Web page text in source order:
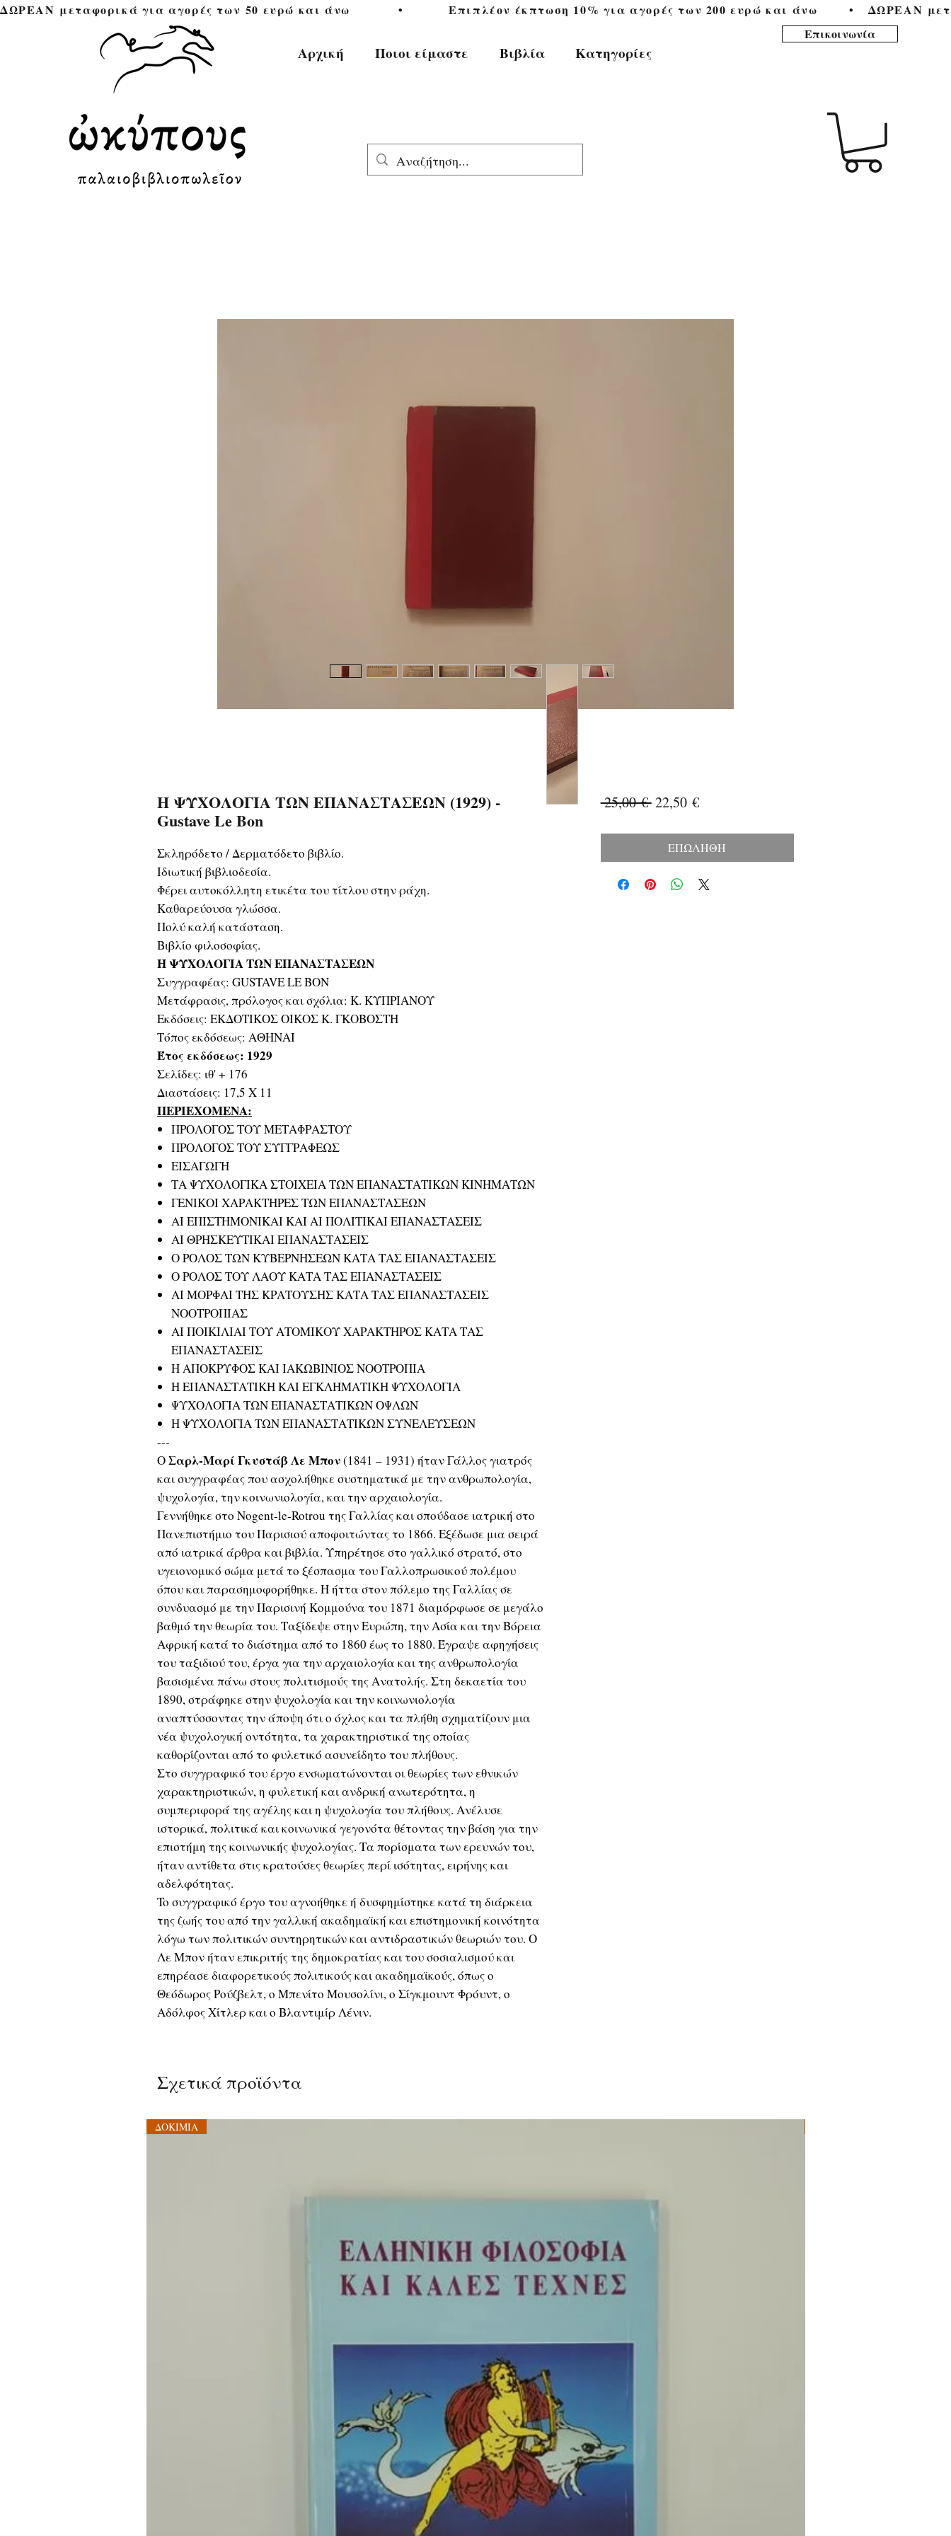
ΔΩΡΕΑΝ μεταφορικά για αγορές των 50 ευρώ και άνω            •           Επιπλέον έκπτωση 10% για αγορές των 200 ευρώ και άνω        •
Επικοινωνία
Αρχική Ποιοι είμαστε Βιβλία Κατηγορίες
Η ΨΥΧΟΛΟΓΙΑ ΤΩΝ ΕΠΑΝΑΣΤΑΣΕΩΝ (1929) -
Gustave Le Bon
Σκληρόδετο / Δερματόδετο βιβλίο.
Ιδιωτική βιβλιοδεσία.
Φέρει αυτοκόλλητη ετικέτα του τίτλου στην ράχη.
Καθαρεύουσα γλώσσα.
Πολύ καλή κατάσταση.
Βιβλίο φιλοσοφίας.
Η ΨΥΧΟΛΟΓΙΑ ΤΩΝ ΕΠΑΝΑΣΤΑΣΕΩΝ
Συγγραφέας: GUSTAVE LE BON
Μετάφρασις, πρόλογος και σχόλια: Κ. ΚΥΠΡΙΑΝΟΥ
Εκδόσεις: ΕΚΔΟΤΙΚΟΣ ΟΙΚΟΣ Κ. ΓΚΟΒΟΣΤΗ
Τόπος εκδόσεως: ΑΘΗΝΑΙ
Έτος εκδόσεως: 1929
Σελίδες: ιθ' + 176
Διαστάσεις: 17,5 Χ 11
ΠΕΡΙΕΧΟΜΕΝΑ:
ΠΡΟΛΟΓΟΣ ΤΟΥ ΜΕΤΑΦΡΑΣΤΟΥ
ΠΡΟΛΟΓΟΣ ΤΟΥ ΣΥΓΓΡΑΦΕΩΣ
ΕΙΣΑΓΩΓΗ
ΤΑ ΨΥΧΟΛΟΓΙΚΑ ΣΤΟΙΧΕΙΑ ΤΩΝ ΕΠΑΝΑΣΤΑΤΙΚΩΝ ΚΙΝΗΜΑΤΩΝ
ΓΕΝΙΚΟΙ ΧΑΡΑΚΤΗΡΕΣ ΤΩΝ ΕΠΑΝΑΣΤΑΣΕΩΝ
ΑΙ ΕΠΙΣΤΗΜΟΝΙΚΑΙ ΚΑΙ ΑΙ ΠΟΛΙΤΙΚΑΙ ΕΠΑΝΑΣΤΑΣΕΙΣ
ΑΙ ΘΡΗΣΚΕΥΤΙΚΑΙ ΕΠΑΝΑΣΤΑΣΕΙΣ
Ο ΡΟΛΟΣ ΤΩΝ ΚΥΒΕΡΝΗΣΕΩΝ ΚΑΤΑ ΤΑΣ ΕΠΑΝΑΣΤΑΣΕΙΣ
Ο ΡΟΛΟΣ ΤΟΥ ΛΑΟΥ ΚΑΤΑ ΤΑΣ ΕΠΑΝΑΣΤΑΣΕΙΣ
ΑΙ ΜΟΡΦΑΙ ΤΗΣ ΚΡΑΤΟΥΣΗΣ ΚΑΤΑ ΤΑΣ ΕΠΑΝΑΣΤΑΣΕΙΣ
ΝΟΟΤΡΟΠΙΑΣ
ΑΙ ΠΟΙΚΙΛΙΑΙ ΤΟΥ ΑΤΟΜΙΚΟΥ ΧΑΡΑΚΤΗΡΟΣ ΚΑΤΑ ΤΑΣ
ΕΠΑΝΑΣΤΑΣΕΙΣ
Η ΑΠΟΚΡΥΦΟΣ ΚΑΙ ΙΑΚΩΒΙΝΙΟΣ ΝΟΟΤΡΟΠΙΑ
Η ΕΠΑΝΑΣΤΑΤΙΚΗ ΚΑΙ ΕΓΚΛΗΜΑΤΙΚΗ ΨΥΧΟΛΟΓΙΑ
ΨΥΧΟΛΟΓΙΑ ΤΩΝ ΕΠΑΝΑΣΤΑΤΙΚΩΝ ΟΨΛΩΝ
Η ΨΥΧΟΛΟΓΙΑ ΤΩΝ ΕΠΑΝΑΣΤΑΤΙΚΩΝ ΣΥΝΕΛΕΥΣΕΩΝ
---
ΟΣαρλ-Μαρί Γκυστάβ Λε Μπον(1841 – 1931) ήταν Γάλλος γιατρός
και συγγραφέας που ασχολήθηκε συστηματικά με την ανθρωπολογία,
ψυχολογία, την κοινωνιολογία, και την αρχαιολογία.
Γεννήθηκε στο Nogent-le-Rotrou της Γαλλίας και σπούδασε ιατρική στο
Πανεπιστήμιο του Παρισιού αποφοιτώντας το 1866. Εξέδωσε μια σειρά
από ιατρικά άρθρα και βιβλία. Υπηρέτησε στο γαλλικό στρατό, στο
υγειονομικό σώμα μετά το ξέσπασμα του Γαλλοπρωσικού πολέμου
όπου και παρασημοφορήθηκε. Η ήττα στον πόλεμο της Γαλλίας σε
συνδυασμό με την Παρισινή Κομμούνα του 1871 διαμόρφωσε σε μεγάλο
βαθμό την θεωρία του. Ταξίδεψε στην Ευρώπη, την Ασία και την Βόρεια
Αφρική κατά το διάστημα από το 1860 έως το 1880. Έγραψε αφηγήσεις
του ταξιδιού του, έργα για την αρχαιολογία και της ανθρωπολογία
βασισμένα πάνω στους πολιτισμούς της Ανατολής. Στη δεκαετία του
1890, στράφηκε στην ψυχολογία και την κοινωνιολογία
αναπτύσσοντας την άποψη ότι ο όχλος και τα πλήθη σχηματίζουν μια
νέα ψυχολογική οντότητα, τα χαρακτηριστικά της οποίας
καθορίζονται από το φυλετικό ασυνείδητο του πλήθους.
Στο συγγραφικό του έργο ενσωματώνονται οι θεωρίες των εθνικών
χαρακτηριστικών, η φυλετική και ανδρική ανωτερότητα, η
συμπεριφορά της αγέλης και η ψυχολογία του πλήθους. Ανέλυσε
ιστορικά, πολιτικά και κοινωνικά γεγονότα θέτοντας την βάση για την
επιστήμη της κοινωνικής ψυχολογίας. Τα πορίσματα των ερευνών του,
ήταν αντίθετα στις κρατούσες θεωρίες περί ισότητας, ειρήνης και
αδελφότητας.
To συγγραφικό έργο του αγνοήθηκε ή δυσφημίστηκε κατά τη διάρκεια
της ζωής του από την γαλλική ακαδημαϊκή και επιστημονική κοινότητα
λόγω των πολιτικών συντηρητικών και αντιδραστικών θεωριών του. Ο
Λε Μπον ήταν επικριτής της δημοκρατίας και του σοσιαλισμού και
επηρέασε διαφορετικούς πολιτικούς και ακαδημαϊκούς, όπως ο
Θεόδωρος Ρούζβελτ, ο Μπενίτο Μουσολίνι, ο Σίγκμουντ Φρόυντ, ο
Αδόλφος Χίτλερ και ο Βλαντιμίρ Λένιν.
25,00 € Κανονική
22,50 €Τιμή
ΕΠΩΛΗΘΗ
Σχετικά προϊόντα
ΔΟΚΙΜΙΑ